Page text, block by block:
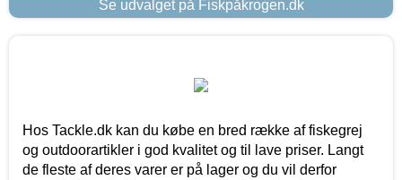
Se udvalget på Fiskpåkrogen.dk
Hos Tackle.dk kan du købe en bred række af fiskegrej
og outdoorartikler i god kvalitet og til lave priser. Langt
de fleste af deres varer er på lager og du vil derfor